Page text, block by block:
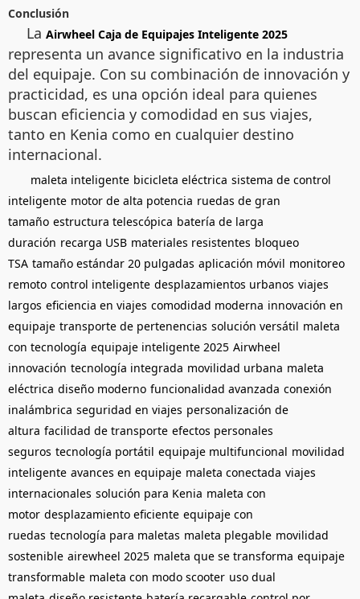
Conclusión
La Airwheel Caja de Equipajes Inteligente 2025
representa un avance significativo en la industria
del equipaje. Con su combinación de innovación y
practicidad, es una opción ideal para quienes
buscan eficiencia y comodidad en sus viajes,
tanto en Kenia como en cualquier destino
internacional.
maleta inteligente bicicleta eléctrica sistema de control
inteligente motor de alta potencia ruedas de gran
tamaño estructura telescópica batería de larga
duración recarga USB materiales resistentes bloqueo
TSA tamaño estándar 20 pulgadas aplicación móvil monitoreo
remoto control inteligente desplazamientos urbanos viajes
largos eficiencia en viajes comodidad moderna innovación en
equipaje transporte de pertenencias solución versátil maleta
con tecnología equipaje inteligente 2025 Airwheel
innovación tecnología integrada movilidad urbana maleta
eléctrica diseño moderno funcionalidad avanzada conexión
inalámbrica seguridad en viajes personalización de
altura facilidad de transporte efectos personales
seguros tecnología portátil equipaje multifuncional movilidad
inteligente avances en equipaje maleta conectada viajes
internacionales solución para Kenia maleta con
motor desplazamiento eficiente equipaje con
ruedas tecnología para maletas maleta plegable movilidad
sostenible airewheel 2025 maleta que se transforma equipaje
transformable maleta con modo scooter uso dual